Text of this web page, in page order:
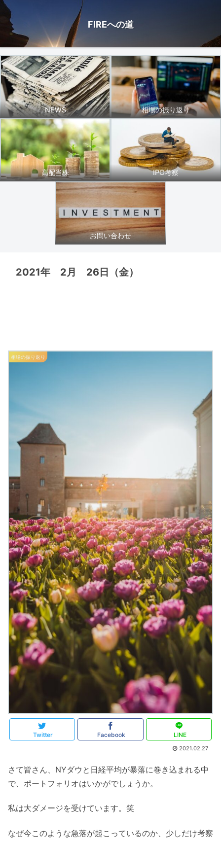
FIREへの道
NEWS 相場の振り返り
高配当株 IPO考察
お問い合わせ
2021年 2月 26日（金）
相場の振り返り
Twitter Facebook LINE
2021.02.27
さて皆さん、NYダウと日経平均が暴落に巻き込まれる中
で、ポートフォリオはいかがでしょうか。
私は大ダメージを受けています。笑
なぜ今このような急落が起こっているのか、少しだけ考察